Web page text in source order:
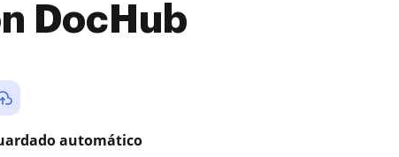
DocHub
automático